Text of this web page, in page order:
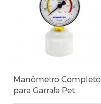
Manômetro Completo
para Garrafa Pet